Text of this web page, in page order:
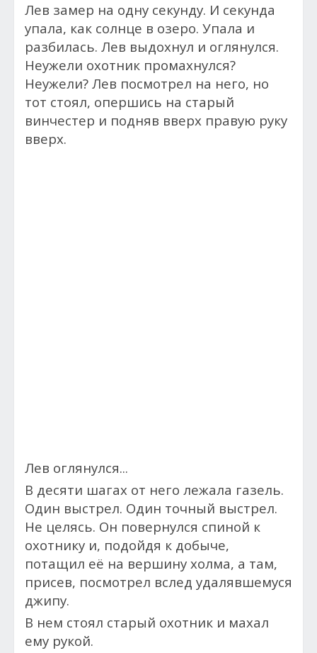
Лев замер на одну секунду. И секунда
упала, как солнце в озеро. Упала и
разбилась. Лев выдохнул и оглянулся.
Неужели охотник промахнулся?
Неужели? Лев посмотрел на него, но
тот стоял, опершись на старый
винчестер и подняв вверх правую руку
вверх.
Лев оглянулся...
В десяти шагах от него лежала газель.
Один выстрел. Один точный выстрел.
Не целясь. Он повернулся спиной к
охотнику и, подойдя к добыче,
потащил её на вершину холма, а там,
присев, посмотрел вслед удалявшемуся
джипу.
В нем стоял старый охотник и махал
ему рукой.